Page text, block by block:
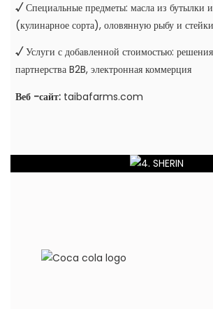
√ Специальные предметы: масла из бутылки
(кулинарное сорта), оловянную рыбу и
√ Услуги с добавленной стоимостью:
партнерства B2B, электронная коммерция
Веб -сайт: taibafarms.com